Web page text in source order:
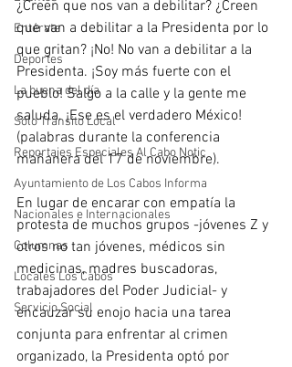
Entérate
Deportes
La buena del día
Sólo Tránsito Local
Reportajes Especiales Al Cabo Notic
Ayuntamiento de Los Cabos Informa
Nacionales e Internacionales
Columnas
Locales Los Cabos
Servicio Social
¿Creen que nos van a debilitar? ¿Creen
que van a debilitar a la Presidenta por lo
que gritan? ¡No! No van a debilitar a la
Presidenta. ¡Soy más fuerte con el
pueblo! Salgo a la calle y la gente me
saluda. ¡Ese es el verdadero México!
(palabras durante la conferencia
mañanera del 17 de noviembre).
En lugar de encarar con empatía la
protesta de muchos grupos -jóvenes Z y
otros no tan jóvenes, médicos sin
medicinas, madres buscadoras,
trabajadores del Poder Judicial- y
encauzar su enojo hacia una tarea
conjunta para enfrentar al crimen
organizado, la Presidenta optó por